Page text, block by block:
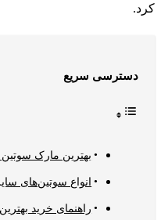
کرد.
دسترسی سریع
بهترین مارک
انواع سوتین‌های
راهنمای خرید